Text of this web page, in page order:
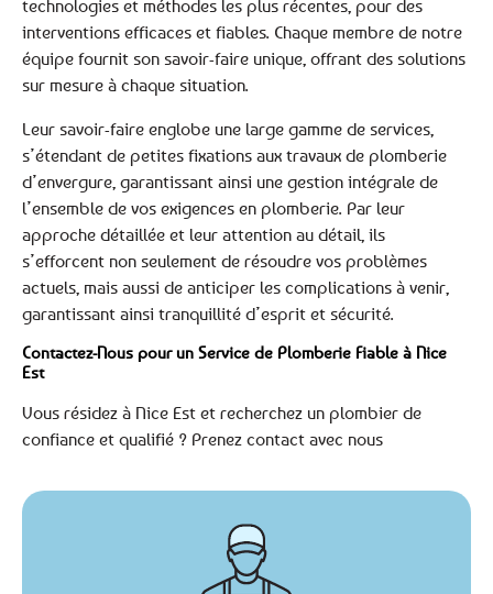
technologies et méthodes les plus récentes, pour des
interventions efficaces et fiables. Chaque membre de notre
équipe fournit son savoir-faire unique, offrant des solutions
sur mesure à chaque situation.
Leur savoir-faire englobe une large gamme de services,
s’étendant de petites fixations aux travaux de plomberie
d’envergure, garantissant ainsi une gestion intégrale de
l’ensemble de vos exigences en plomberie. Par leur
approche détaillée et leur attention au détail, ils
s’efforcent non seulement de résoudre vos problèmes
actuels, mais aussi de anticiper les complications à venir,
garantissant ainsi tranquillité d’esprit et sécurité.
Contactez-Nous pour un Service de Plomberie Fiable à Nice
Est
Vous résidez à Nice Est et recherchez un plombier de
confiance et qualifié ? Prenez contact avec nous